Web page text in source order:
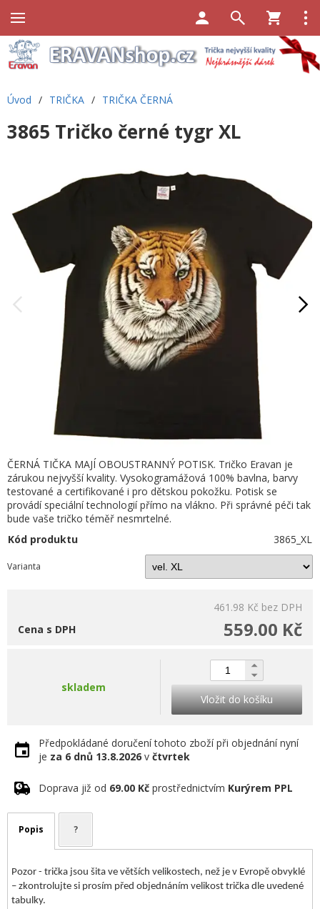
Úvod / TRIČKA / TRIČKA ČERNÁ
3865 Tričko černé tygr XL
ČERNÁ TIČKA MAJÍ OBOUSTRANNÝ POTISK. Tričko Eravan je
zárukou nejvyšší kvality. Vysokogramážová 100% bavlna, barvy
testované a certifikované i pro dětskou pokožku. Potisk se
provádí speciální technologií přímo na vlákno. Při správné péči tak
bude vaše tričko téměř nesmrtelné.
Kód produktu
3865_XL
Varianta
461.98 Kč bez DPH
559.00 Kč
Cena s DPH
skladem
Vložit do košíku
Předpokládané doručení tohoto zboží při objednání nyní
je za 6 dnů 13.8.2026 v čtvrtek
Doprava již od 69.00 Kč prostřednictvím Kurýrem PPL
Popis ?
Pozor - trička jsou šita ve větších velikostech, než je v Evropě obvyklé
– zkontrolujte si prosím před objednáním velikost trička dle uvedené
tabulky.